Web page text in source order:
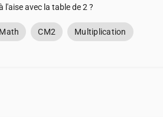
l'aise avec la table de 2 ?
Math CM2 Multiplication